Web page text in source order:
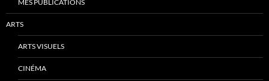
MES PUBLICATIONS
ARTS
ARTS VISUELS
CINÉMA